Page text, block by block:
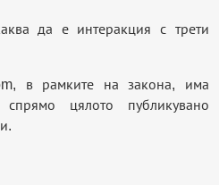
да е интеракция с трети
в рамките на закона, има
спрямо цялото публикувано